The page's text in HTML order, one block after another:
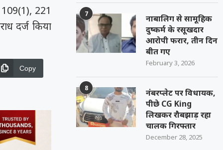
109(1), 221
दर्ज किया
Copy
7
नाबालिग से सामूहिक
दुष्कर्म के रसूखदार
आरोपी फरार, तीन दिन
बीत गए
February 3, 2026
8
नंबरप्लेट पर विधायक,
पीछे CG King
लिखकर रौबझाड़ रहा
चालक गिरफ्तार
December 28, 2025